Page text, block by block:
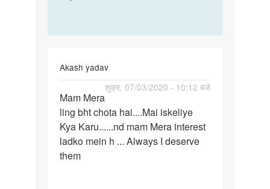
Akash yadav
शुक्र, 07/03/2020 - 10:12 बजे
Mam
Mera
ling
bht
chota
Mam Mera
ling bht chota hai....Mai iskeliye
Kya Karu......nd mam Mera interest
ladko mein h ... Always I deserve
them